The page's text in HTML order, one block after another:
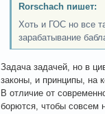
Rorschach пишет:
Хоть и ГОС но все
зарабатывание
Задача задачей, но в
законы, и принципы, на
В отличие от
борются, чтобы совсем